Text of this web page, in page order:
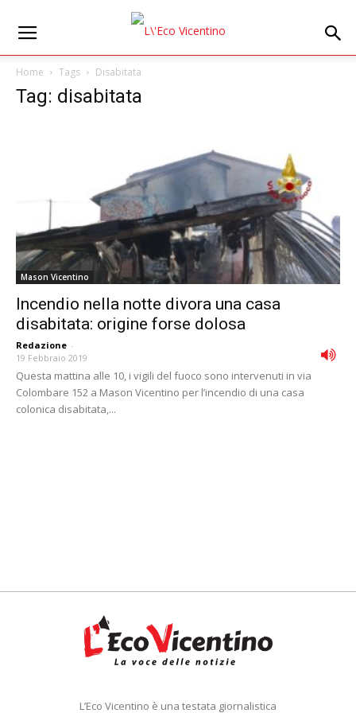
Home Tags Disabitata
Tag: disabitata
Mason Vicentino
Incendio nella notte divora una casa
disabitata: origine forse dolosa
Redazione -
19 Febbraio 2019
Questa mattina alle 10, i vigili del fuoco sono intervenuti in via
Colombare 152 a Mason Vicentino per l’incendio di una casa
colonica disabitata,...
L’Eco Vicentino è una testata giornalistica